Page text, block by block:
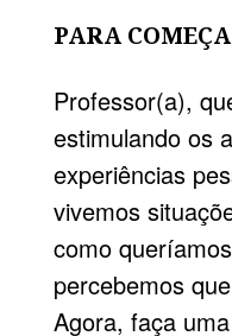
PARA
Professor(a),
estimulando os
experiências
vivemos
como
percebemos
Agora, faça